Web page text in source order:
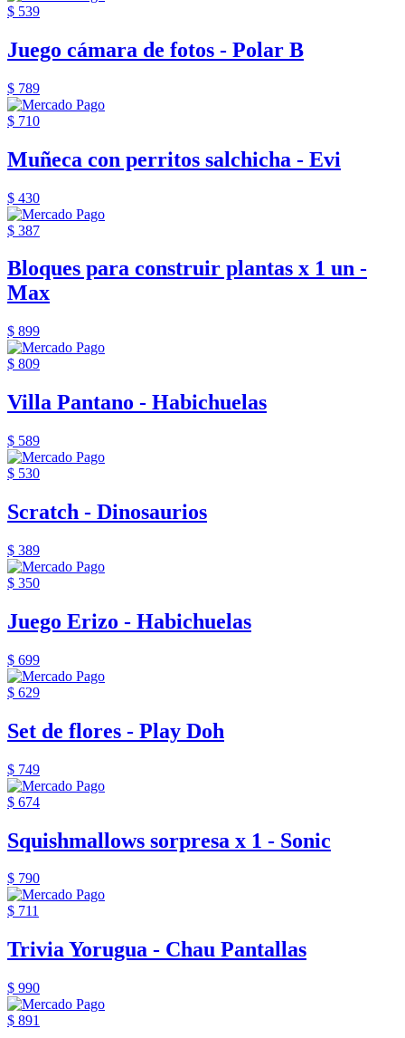
$ 539
Juego cámara de fotos - Polar B
$ 789
$ 710
Muñeca con perritos salchicha - Evi
$ 430
$ 387
Bloques para construir plantas x 1 un -
Max
$ 899
$ 809
Villa Pantano - Habichuelas
$ 589
$ 530
Scratch - Dinosaurios
$ 389
$ 350
Juego Erizo - Habichuelas
$ 699
$ 629
Set de flores - Play Doh
$ 749
$ 674
Squishmallows sorpresa x 1 - Sonic
$ 790
$ 711
Trivia Yorugua - Chau Pantallas
$ 990
$ 891